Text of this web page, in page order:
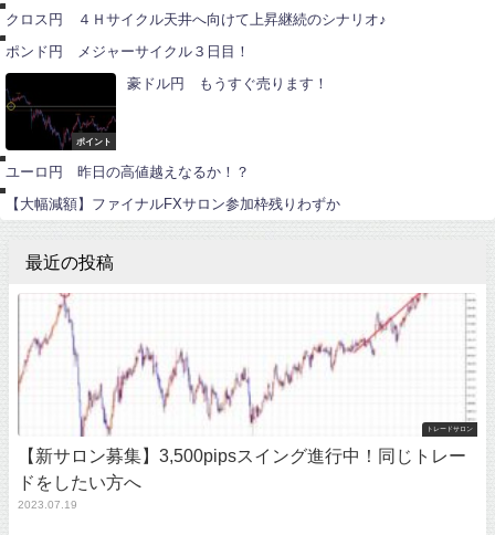
クロス円 ４Ｈサイクル天井へ向けて上昇継続のシナリオ♪
ポンド円 メジャーサイクル３日目！
ポイント
豪ドル円 もうすぐ売ります！
ユーロ円 昨日の高値越えなるか！？
【大幅減額】ファイナルFXサロン参加枠残りわずか
最近の投稿
トレードサロン
【新サロン募集】3,500pipsスイング進行中！同じトレー
ドをしたい方へ
2023.07.19